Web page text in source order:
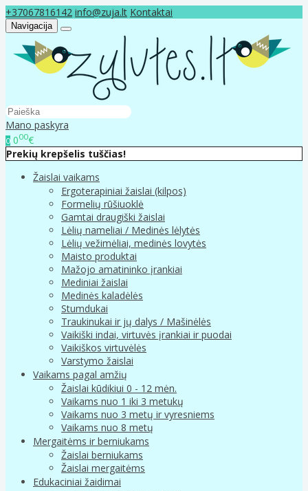
+37067816142 info@zuja.lt Kontaktai
Navigacija
Mano paskyra
0 000€
Prekių krepšelis tuščias!
Žaislai vaikams
Ergoterapiniai žaislai (kilpos)
Formelių rūšiuoklė
Gamtai draugiški žaislai
Lėlių nameliai / Medinės lėlytės
Lėlių vežimėliai, medinės lovytės
Maisto produktai
Mažojo amatininko įrankiai
Mediniai žaislai
Medinės kaladėlės
Stumdukai
Traukinukai ir jų dalys / Mašinėlės
Vaikiški indai, virtuvės įrankiai ir puodai
Vaikiškos virtuvėlės
Varstymo žaislai
Vaikams pagal amžių
Žaislai kūdikiui 0 - 12 mėn.
Vaikams nuo 1 iki 3 metukų
Vaikams nuo 3 metų ir vyresniems
Vaikams nuo 8 metų
Mergaitėms ir berniukams
Žaislai berniukams
Žaislai mergaitėms
Edukaciniai žaidimai